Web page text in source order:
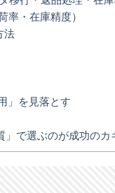
率・在庫精度）
法
」を見落とす
」で選ぶのが成功のカ